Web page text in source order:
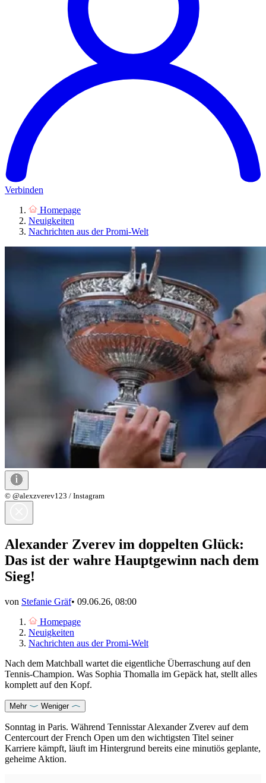
Verbinden
Homepage
Neuigkeiten
Nachrichten aus der Promi-Welt
© @alexzverev123 / Instagram
Alexander Zverev im doppelten Glück:
Das ist der wahre Hauptgewinn nach dem
Sieg!
von Stefanie Gräf• 09.06.26, 08:00
Homepage
Neuigkeiten
Nachrichten aus der Promi-Welt
Nach dem Matchball wartet die eigentliche Überraschung auf den
Tennis-Champion. Was Sophia Thomalla im Gepäck hat, stellt alles
komplett auf den Kopf.
Mehr Weniger
Sonntag in Paris. Während Tennisstar Alexander Zverev auf dem
Centercourt der French Open um den wichtigsten Titel seiner
Karriere kämpft, läuft im Hintergrund bereits eine minutiös geplante,
geheime Aktion.